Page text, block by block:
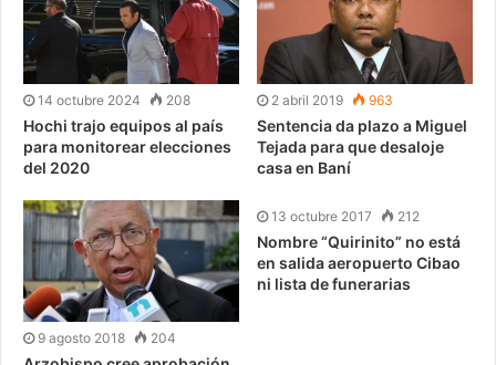
14 octubre 2024 208
Hochi trajo equipos al país
para monitorear elecciones
del 2020
2 abril 2019 963
Sentencia da plazo a Miguel
Tejada para que desaloje
casa en Baní
9 agosto 2018 204
13 octubre 2017 212
Nombre “Quirinito” no está
en salida aeropuerto Cibao
ni lista de funerarias